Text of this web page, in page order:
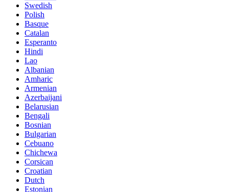
Swedish
Polish
Basque
Catalan
Esperanto
Hindi
Lao
Albanian
Amharic
Armenian
Azerbaijani
Belarusian
Bengali
Bosnian
Bulgarian
Cebuano
Chichewa
Corsican
Croatian
Dutch
Estonian